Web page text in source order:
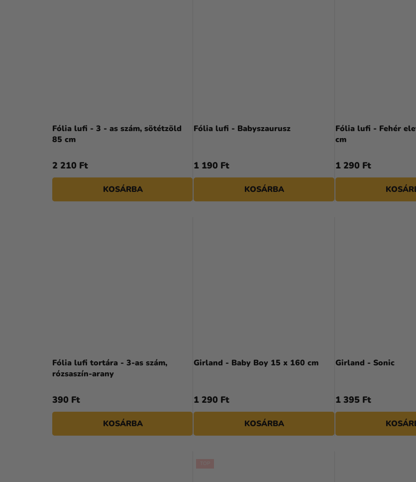
Fólia lufi - 3 - as szám, sötétzöld
85 cm
2 210 Ft
KOSÁRBA
Fólia lufi - Babyszaurusz
1 190 Ft
KOSÁRBA
Fólia lufi - Fehér
cm
1 290 Ft
Fólia lufi tortára - 3-as szám,
rózsaszín-arany
390 Ft
KOSÁRBA
Girland - Baby Boy 15 x 160 cm
1 290 Ft
KOSÁRBA
Girland - Sonic
1 395 Ft